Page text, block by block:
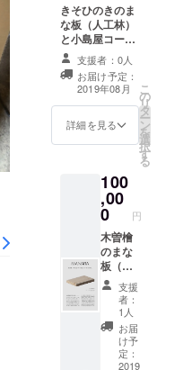
きそひのきのま
な板（人工林）
と小島屋コース
ター ※送料込・
保証付支援者：0人
お届け予定：
2019年08月
詳細を見る
こ
の
リ
タ
ー
ン
を
選
択
す
る
100
,00
0 円
木曽檜
のまな
板（天
然木）
※送料
込・保
証付
支援
者：
1人
お届
け予
定：
2019